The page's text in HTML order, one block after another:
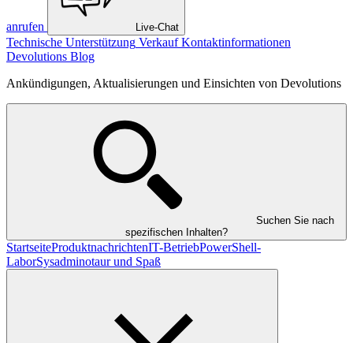
anrufen Live-Chat
Technische Unterstützung Verkauf Kontaktinformationen
Devolutions Blog
Ankündigungen, Aktualisierungen und Einsichten von Devolutions
Suchen Sie nach
spezifischen Inhalten?
StartseiteProduktnachrichtenIT-BetriebPowerShell-
LaborSysadminotaur und Spaß